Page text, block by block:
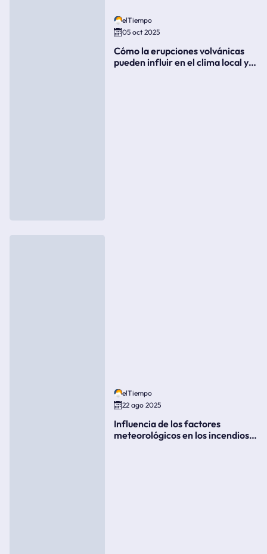
elTiempo
05 oct 2025
Cómo la erupciones volvánicas
pueden influir en el clima local y
elTiempo
22 ago 2025
Influencia de los factores
meteorológicos en los incendios